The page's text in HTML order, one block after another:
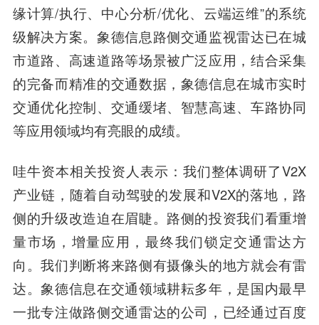
缘计算/执行、中心分析/优化、云端运维”的系统
级解决方案。象德信息路侧交通监视雷达已在城
市道路、高速道路等场景被广泛应用，结合采集
的完备而精准的交通数据，象德信息在城市实时
交通优化控制、交通缓堵、智慧高速、车路协同
等应用领域均有亮眼的成绩。
哇牛资本相关投资人表示：我们整体调研了V2X
产业链，随着自动驾驶的发展和V2X的落地，路
侧的升级改造迫在眉睫。路侧的投资我们看重增
量市场，增量应用，最终我们锁定交通雷达方
向。我们判断将来路侧有摄像头的地方就会有雷
达。象德信息在交通领域耕耘多年，是国内最早
一批专注做路侧交通雷达的公司，已经通过百度